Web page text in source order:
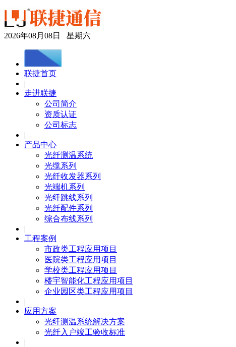
2026年08月08日 星期六
联捷首页
|
走进联捷
公司简介
资质认证
公司标志
|
产品中心
光纤测温系统
光缆系列
光纤收发器系列
光端机系列
光纤跳线系列
光纤配件系列
综合布线系列
|
工程案例
市政类工程应用项目
医院类工程应用项目
学校类工程应用项目
楼宇智能化工程应用项目
企业园区类工程应用项目
|
应用方案
光纤测温系统解决方案
光纤入户竣工验收标准
|